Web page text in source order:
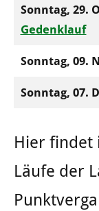
Sonntag, 29.
Gedenklauf
Sonntag, 09.
Sonntag, 07.
Hier findet
Läufe der